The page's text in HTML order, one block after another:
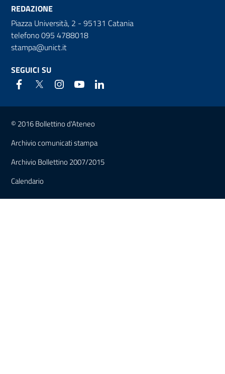
REDAZIONE
Piazza Università, 2 - 95131 Catania
telefono 095 4788018
stampa@unict.it
SEGUICI SU
Link e informazioni utili
© 2016 Bollettino d'Ateneo
Archivio comunicati stampa
Archivio Bollettino 2007/2015
Calendario